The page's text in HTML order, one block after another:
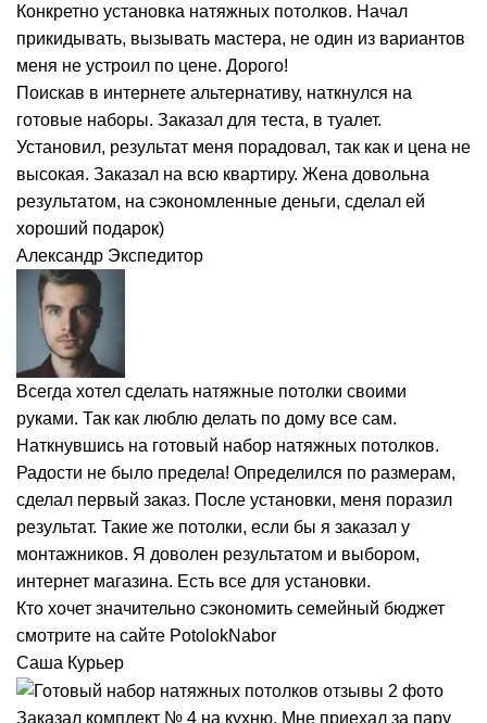
Конкретно установка натяжных потолков. Начал
прикидывать, вызывать мастера, не один из вариантов
меня не устроил по цене. Дорого!
Поискав в интернете альтернативу, наткнулся на
готовые наборы. Заказал для теста, в туалет.
Установил, результат меня порадовал, так как и цена не
высокая. Заказал на всю квартиру. Жена довольна
результатом, на сэкономленные деньги, сделал ей
хороший подарок)
Александр Экспедитор
Всегда хотел сделать натяжные потолки своими
руками. Так как люблю делать по дому все сам.
Наткнувшись на готовый набор натяжных потолков.
Радости не было предела! Определился по размерам,
сделал первый заказ. После установки, меня поразил
результат. Такие же потолки, если бы я заказал у
монтажников. Я доволен результатом и выбором,
интернет магазина. Есть все для установки.
Кто хочет значительно сэкономить семейный бюджет
смотрите на сайте PotolokNabor
Саша Курьер
Заказал комплект № 4 на кухню. Мне приехал за пару